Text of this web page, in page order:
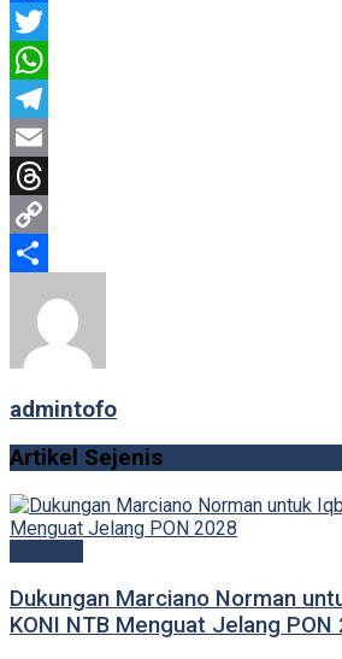
Facebook
Twitter
WhatsApp
Telegram
Email
Threads
Copy
admintofo
Artikel Sejenis
Dukungan Marciano Norman
KONI NTB Menguat Jelang PON